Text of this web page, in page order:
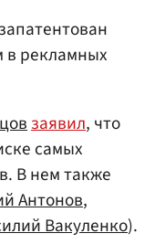
в рекламных
заявил, что
самых
В нем также
Антонов,
Вакуленко).